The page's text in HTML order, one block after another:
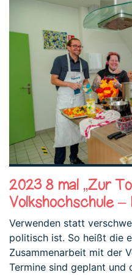
2023 8 mal „Zur
Volkshochschule –
Verwenden statt
politisch ist. So heißt die
Zusammenarbeit mit der
Termine sind geplant und